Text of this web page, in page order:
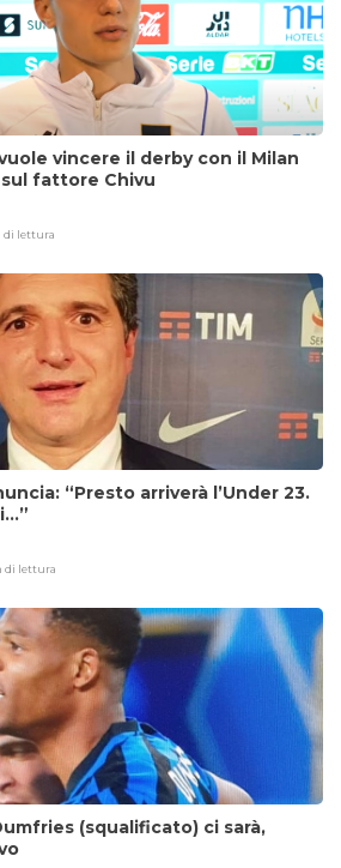
vuole vincere il derby con il Milan
fattore Chivu
di lettura
“Presto arriverà l’Under 23.
di lettura
(squalificato) ci sarà,